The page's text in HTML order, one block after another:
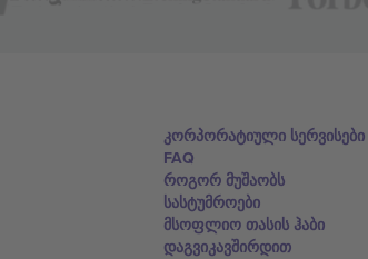
კორპორატიული სერვისები
FAQ
როგორ მუშაობს
სასტუმროები
მსოფლიო თასის ჰაბი
დაგვიკავშირდით